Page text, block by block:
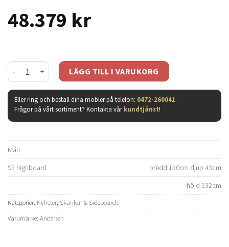
48.379 kr
S3 highboard ek /grå beige mängd
LÄGG TILL I VARUKORG
Eller ring och beställ dina möbler på telefon: 0472-260041.
Frågor på vårt sortiment? Kontakta vårkundtjänst!
Mått
S3 highboard
bredd 130cm djup 43cm
höjd 132cm
Kategorier: Nyheter Skänkar & Sideboards
Varumärke: Andersen